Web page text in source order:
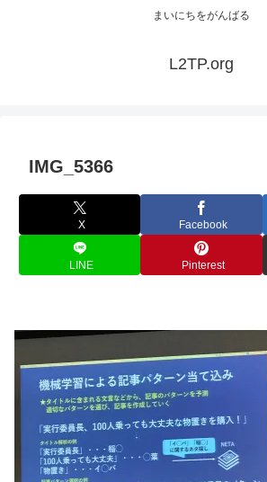
まいにちをがんばる
L2TP.org
IMG_5366
X Facebook
LINE Pinterest